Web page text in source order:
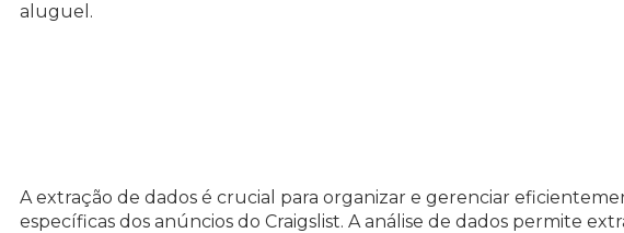
aluguel.
A extração de dados é crucial para organizar e gerenciar
específicas dos anúncios do Craigslist. A análise de dados permite